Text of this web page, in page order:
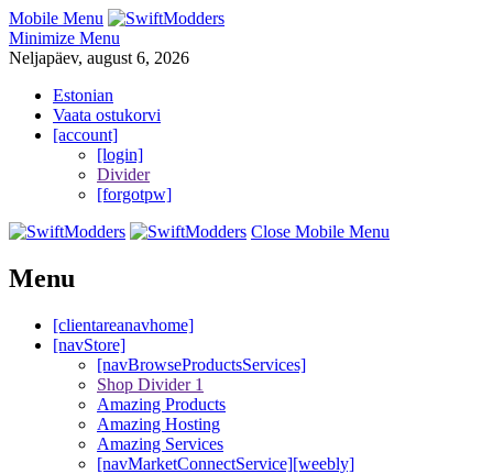
Mobile Menu
Minimize Menu
Neljapäev, august 6, 2026
Estonian
Vaata ostukorvi
[account]
[login]
Divider
[forgotpw]
Close Mobile Menu
Menu
[clientareanavhome]
[navStore]
[navBrowseProductsServices]
Shop Divider 1
Amazing Products
Amazing Hosting
Amazing Services
[navMarketConnectService][weebly]